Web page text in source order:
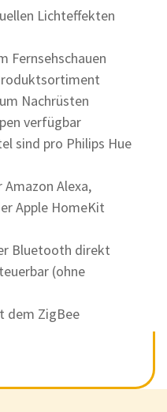
Lichteffekten
Fernsehschauen
Nachrüsten
verfügbar
sind pro Philips Hue
Alexa,
Apple HomeKit
Bluetooth direkt
(ohne
dem ZigBee